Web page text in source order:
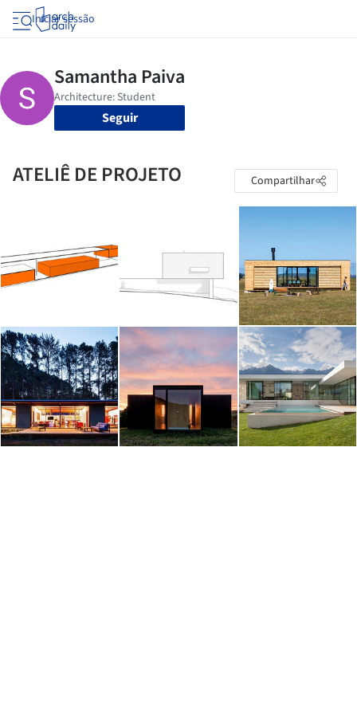
Iniciar sessão
Seguir
ATELIÊ DE PROJETO Compartilhar